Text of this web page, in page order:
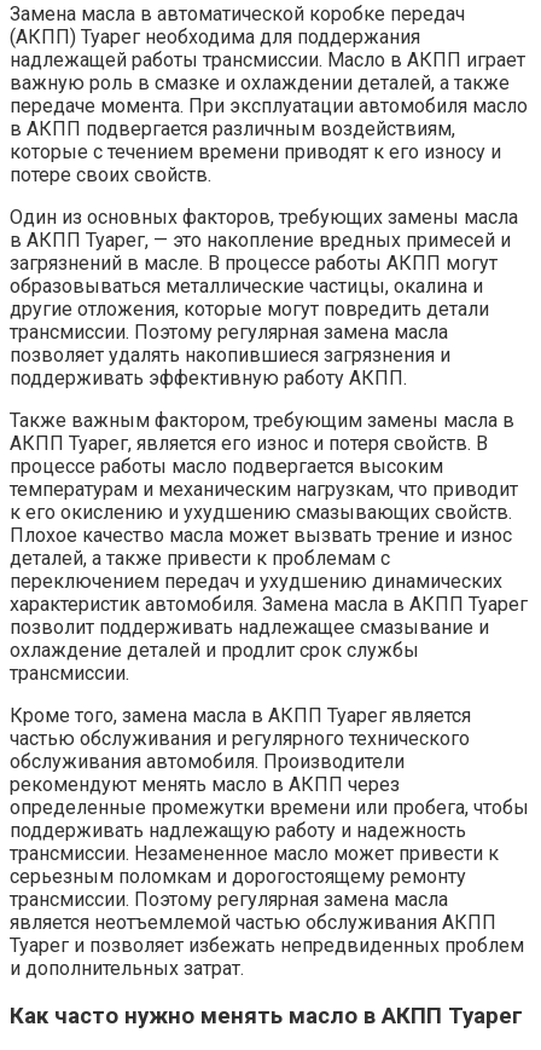
Замена масла в автоматической коробке передач
(АКПП) Туарег необходима для поддержания
надлежащей работы трансмиссии. Масло в АКПП играет
важную роль в смазке и охлаждении деталей, а также
передаче момента. При эксплуатации автомобиля масло
в АКПП подвергается различным воздействиям,
которые с течением времени приводят к его износу и
потере своих свойств.
Один из основных факторов, требующих замены масла
в АКПП Туарег, — это накопление вредных примесей и
загрязнений в масле. В процессе работы АКПП могут
образовываться металлические частицы, окалина и
другие отложения, которые могут повредить детали
трансмиссии. Поэтому регулярная замена масла
позволяет удалять накопившиеся загрязнения и
поддерживать эффективную работу АКПП.
Также важным фактором, требующим замены масла в
АКПП Туарег, является его износ и потеря свойств. В
процессе работы масло подвергается высоким
температурам и механическим нагрузкам, что приводит
к его окислению и ухудшению смазывающих свойств.
Плохое качество масла может вызвать трение и износ
деталей, а также привести к проблемам с
переключением передач и ухудшению динамических
характеристик автомобиля. Замена масла в АКПП Туарег
позволит поддерживать надлежащее смазывание и
охлаждение деталей и продлит срок службы
трансмиссии.
Кроме того, замена масла в АКПП Туарег является
частью обслуживания и регулярного технического
обслуживания автомобиля. Производители
рекомендуют менять масло в АКПП через
определенные промежутки времени или пробега, чтобы
поддерживать надлежащую работу и надежность
трансмиссии. Незамененное масло может привести к
серьезным поломкам и дорогостоящему ремонту
трансмиссии. Поэтому регулярная замена масла
является неотъемлемой частью обслуживания АКПП
Туарег и позволяет избежать непредвиденных проблем
и дополнительных затрат.
Как часто нужно менять масло в АКПП Туарег